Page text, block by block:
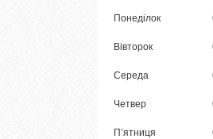
Понеділок
Вівторок
Середа
Четвер
Пʼятниця